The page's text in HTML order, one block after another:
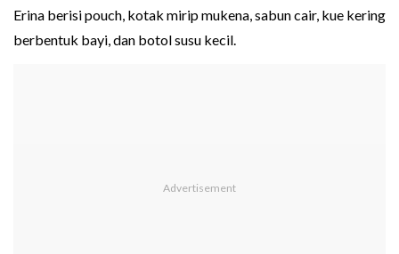
Erina berisi pouch, kotak mirip mukena, sabun cair, kue kering
berbentuk bayi, dan botol susu kecil.